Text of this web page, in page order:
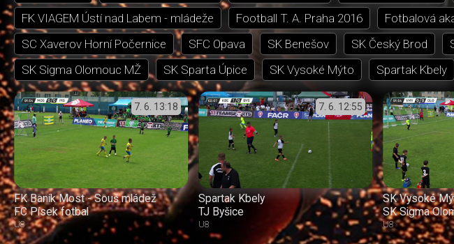
FK VIAGEM Ústí nad Labem - mládeže
Football T. A. Praha 2016 Fotbalová
SC Xaverov Horní Počernice
SFC Opava SK Benešov SK Český Brod
SK Sigma Olomouc MŽ
SK Sparta Úpice SK Vysoké Mýto Spartak Kbely
7. 6. 13:18
FK Baník Most - Souš mládež
FC Písek fotbal
U8
7. 6. 12:55
Spartak Kbely
TJ Byšice
U8
SK Vysoké
SK Sigma
U8